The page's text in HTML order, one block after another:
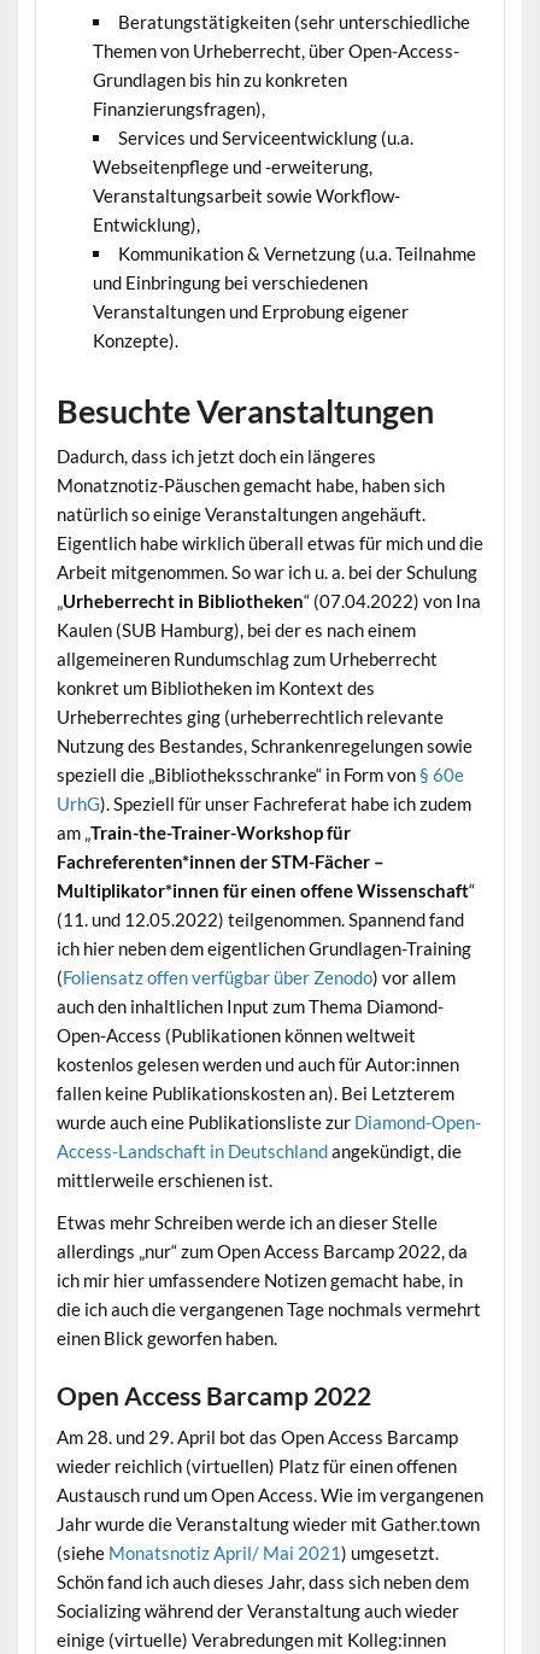
Beratungstätigkeiten (sehr unterschiedliche
Themen von Urheberrecht, über Open-Access-
Grundlagen bis hin zu konkreten
Finanzierungsfragen),
Services und Serviceentwicklung (u.a.
Webseitenpflege und -erweiterung,
Veranstaltungsarbeit sowie Workflow-
Entwicklung),
Kommunikation & Vernetzung (u.a. Teilnahme
und Einbringung bei verschiedenen
Veranstaltungen und Erprobung eigener
Konzepte).
Besuchte Veranstaltungen
Dadurch, dass ich jetzt doch ein längeres
Monatznotiz-Päuschen gemacht habe, haben sich
natürlich so einige Veranstaltungen angehäuft.
Eigentlich habe wirklich überall etwas für mich und die
Arbeit mitgenommen. So war ich u. a. bei der Schulung
Urheberrecht in Bibliotheken“ (07.04.2022) von Ina
Kaulen (SUB Hamburg), bei der es nach einem
allgemeineren Rundumschlag zum Urheberrecht
konkret um Bibliotheken im Kontext des
Urheberrechtes ging (urheberrechtlich relevante
Nutzung des Bestandes, Schrankenregelungen sowie
speziell die „Bibliotheksschranke“ in Form von § 60e
UrhG). Speziell für unser Fachreferat habe ich zudem
am „ Train-the-Trainer-Workshop für
Fachreferenten*innen der STM-Fächer –
Multiplikator*innen für einen offene Wissenschaft“
(11. und 12.05.2022) teilgenommen. Spannend fand
ich hier neben dem eigentlichen Grundlagen-Training
(Foliensatz offen verfügbar über Zenodo) vor allem
auch den inhaltlichen Input zum Thema Diamond-
Open-Access (Publikationen können weltweit
kostenlos gelesen werden und auch für Autor:innen
fallen keine Publikationskosten an). Bei Letzterem
wurde auch eine Publikationsliste zur Diamond-Open-
Access-Landschaft in Deutschlandangekündigt, die
mittlerweile erschienen ist.
Etwas mehr Schreiben werde ich an dieser Stelle
allerdings „nur“ zum Open Access Barcamp 2022, da
ich mir hier umfassendere Notizen gemacht habe, in
die ich auch die vergangenen Tage nochmals vermehrt
einen Blick geworfen haben.
Open Access Barcamp 2022
Am 28. und 29. April bot das Open Access Barcamp
wieder reichlich (virtuellen) Platz für einen offenen
Austausch rund um Open Access. Wie im vergangenen
Jahr wurde die Veranstaltung wieder mit Gather.town
(siehe Monatsnotiz April/ Mai 2021) umgesetzt.
Schön fand ich auch dieses Jahr, dass sich neben dem
Socializing während der Veranstaltung auch wieder
einige (virtuelle) Verabredungen mit Kolleg:innen